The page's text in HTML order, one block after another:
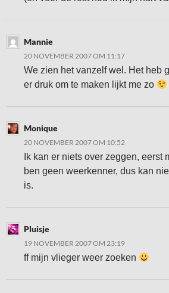
Mannie
20 NOVEMBER 2007 OM 11:17
We zien het vanzelf wel. Het heb
er druk om te maken lijkt me zo
Monique
20 NOVEMBER 2007 OM 10:52
Ik kan er niets over zeggen, eerst
ben geen weerkenner, dus kan
is.
Pluisje
19 NOVEMBER 2007 OM 23:19
ff mijn vlieger weer zoeken